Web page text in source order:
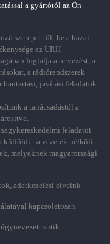
a gyártótól az Ön
szerepet tölt be a hazai
az URH
foglalja a tervezést, a
a rádiórendszerek
javítási feladatok
a tanácsadástól a
feladatot
külföldi - a vezeték nélküli
melyeknek magyarországi
adatkezelési elveink
kapcsolatosan
sütik